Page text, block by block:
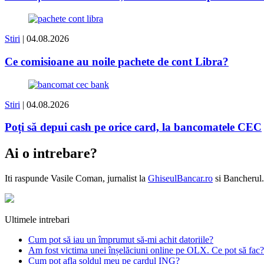
Stiri | 04.08.2026
Ce comisioane au noile pachete de cont Libra?
Stiri | 04.08.2026
Poți să depui cash pe orice card, la bancomatele CEC
Ai o intrebare?
Iti raspunde Vasile Coman, jurnalist la GhiseulBancar.ro si
Ultimele intrebari
Cum pot să iau un împrumut să-mi achit datoriile?
Am fost victima unei înșelăciuni online pe OLX. Ce pot să fac?
Cum pot afla soldul meu pe cardul ING?